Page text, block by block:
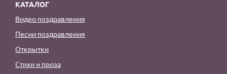
КАТАЛОГ
Видео поздравления
Песни поздравления
Открытки
Стихи и проза